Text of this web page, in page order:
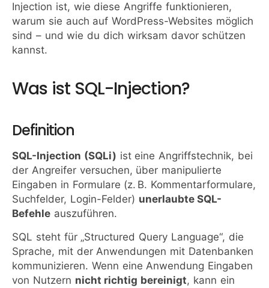
Injection ist, wie diese Angriffe funktionieren,
warum sie auch auf WordPress-Websites möglich
sind – und wie du dich wirksam davor schützen
kannst.
Was ist SQL-Injection?
Definition
SQL-Injection (SQLi) ist eine Angriffstechnik, bei
der Angreifer versuchen, über manipulierte
Eingaben in Formulare (z. B. Kommentarformulare,
Suchfelder, Login-Felder) unerlaubte SQL-
Befehle auszuführen.
SQL steht für „Structured Query Language“, die
Sprache, mit der Anwendungen mit Datenbanken
kommunizieren. Wenn eine Anwendung Eingaben
von Nutzern nicht richtig bereinigt, kann ein